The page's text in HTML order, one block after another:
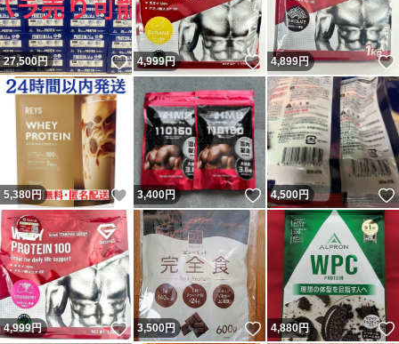
27,500円 いいね！
4,999円 いいね！
4,899円
5,380円 いいね！
3,400円 いいね！
4,500円
4,999円 いいね！
3,500円 いいね！
4,880円